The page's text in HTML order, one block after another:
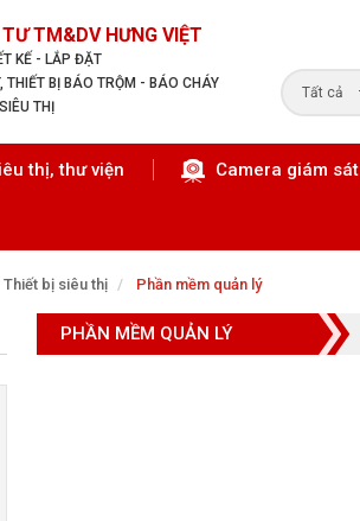
TM&DV HƯNG VIỆT
KẾ - LẮP ĐẶT
BỊ BÁO TRỘM - BÁO CHÁY
THỊ
Tất cả
thị, thư viện Camera giám sát
Thiết bị siêu thị Phần mềm quản lý
PHẦN MỀM QUẢN LÝ